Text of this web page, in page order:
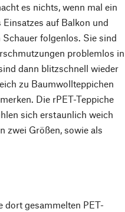
es nichts, wenn mal ein
auf Balkon und
Schauer folgenlos. Sie sind
problemlos in
dann blitzschnell wieder
zu Baumwollteppichen
Die rPET-Teppiche
sich erstaunlich weich
zwei Größen, sowie als
dort gesammelten PET-